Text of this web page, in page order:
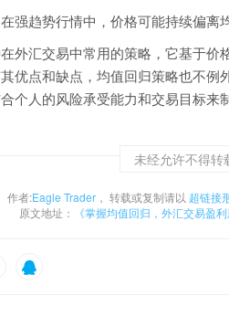
强趋势行情中，价格可能持续偏离
外汇交易中常用的策略，它基于价
优点和缺点，均值回归策略也不
个人的风险承受能力和交易目标来
未经允许不得转
作者:Eagle Trader ， 转载或复制请以 超链接
原文地址：
《​掌握均值回归，外汇交易盈利